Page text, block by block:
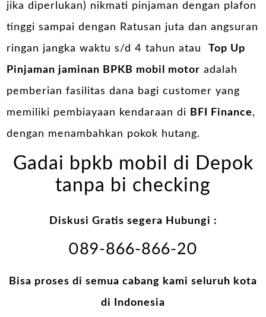
jika diperlukan) nikmati pinjaman dengan plafon
tinggi sampai dengan Ratusan juta dan angsuran
ringan jangka waktu s/d 4 tahun atauTop Up
Pinjaman jaminan BPKB mobil motor adalah
pemberian fasilitas dana bagi customer yang
memiliki pembiayaan kendaraan di BFI Finance,
dengan menambahkan pokok hutang.
Gadai bpkb mobil di Depok
tanpa bi checking
Diskusi Gratis segera Hubungi :
089-866-866-20
Bisa proses di semua cabang kami seluruh kota
di Indonesia